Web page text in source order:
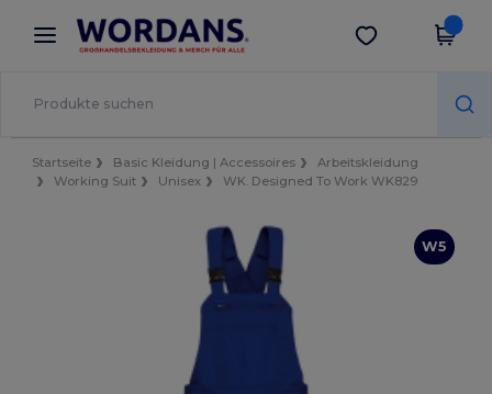
× Wordans App
Bessere Preise in der App!
App holen
Startseite Basic Kleidung | Accessoires
Arbeitskleidung
Working Suit
Unisex WK. Designed To Work WK829
W5